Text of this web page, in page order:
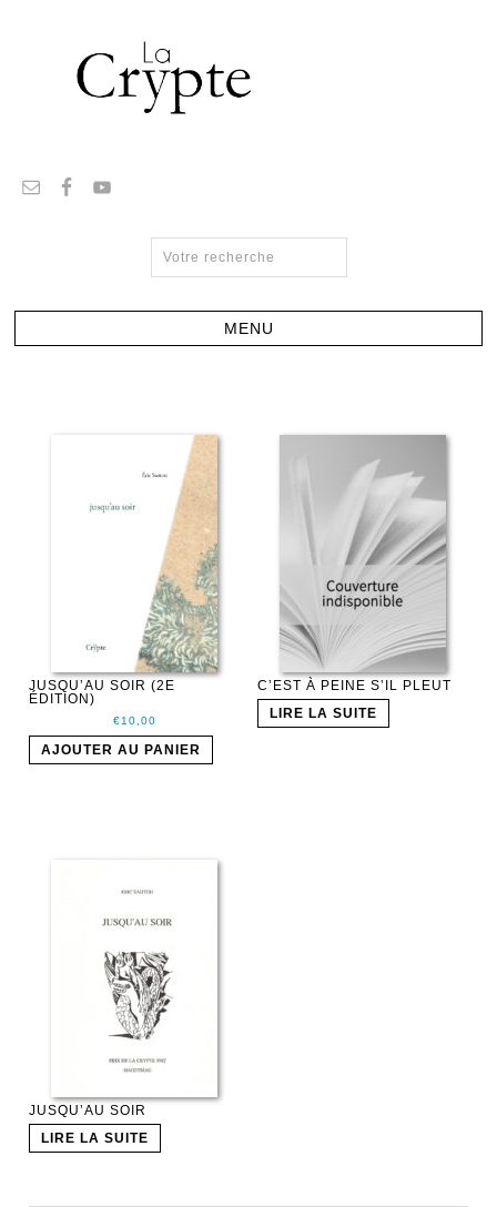
JUSQU’AU SOIR (2E
ÉDITION)
€10,00
AJOUTER AU PANIER
C’EST À PEINE S’IL PLEUT
LIRE LA SUITE
JUSQU’AU SOIR
LIRE LA SUITE